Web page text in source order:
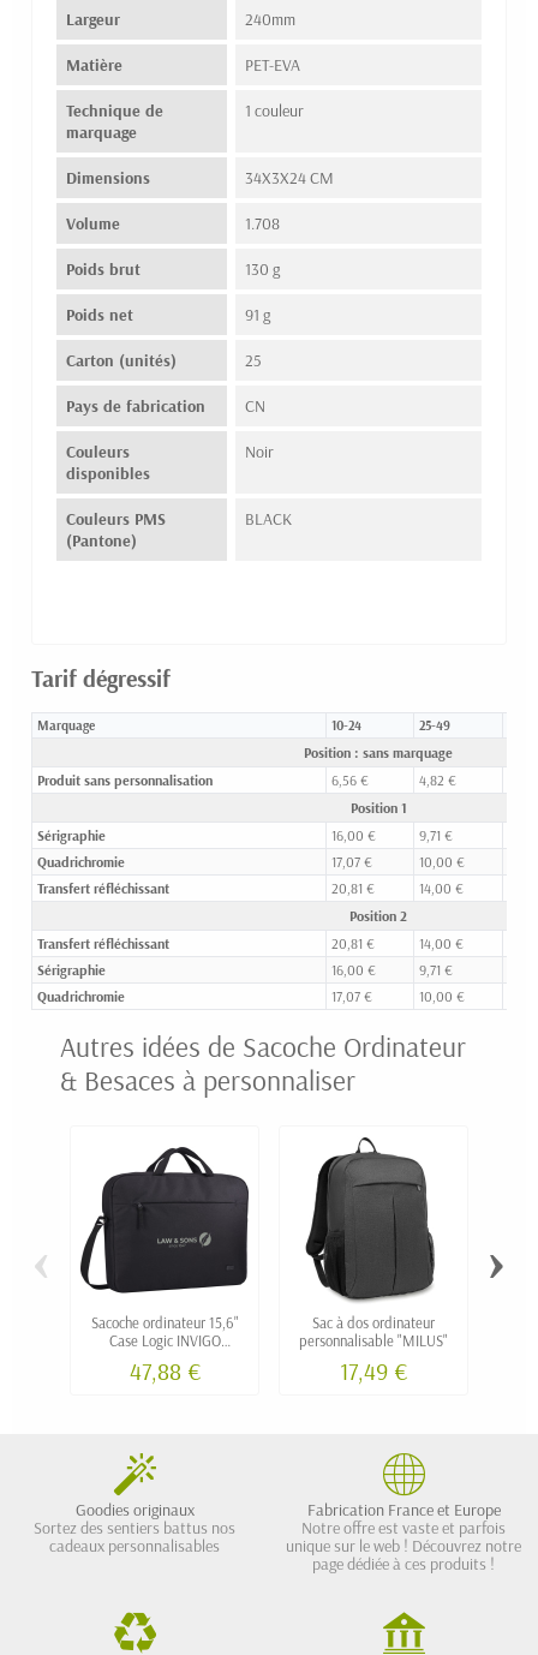
Largeur 240mm
Matière PET-EVA
Technique de
marquage
1 couleur
Dimensions 34X3X24 CM
Volume 1.708
Poids brut 130 g
Poids net 91 g
Carton (unités) 25
Pays de fabrication CN
Couleurs
disponibles
Noir
Couleurs PMS
(Pantone)
BLACK
Tarif dégressif
Marquage 10-24 25-49
Position : sans marquage
Produit sans personnalisation
6,56 € 4,82 €
Position 1
Sérigraphie
16,00 € 9,71 €
Quadrichromie
17,07 € 10,00 €
Transfert réfléchissant
20,81 € 14,00 €
Position 2
Transfert réfléchissant
20,81 € 14,00 €
Sérigraphie
16,00 € 9,71 €
Quadrichromie
17,07 € 10,00 €
Autres idées de Sacoche Ordinateur
& Besaces à personnaliser
Sacoche ordinateur 15,6"
Case Logic INVIGO
47,88 €
Sac à dos ordinateur
personnalisable "MILUS"
17,49 €
‹ ›
Goodies originaux
Sortez des sentiers battus nos
cadeaux personnalisables
Fabrication France et Europe
Notre offre est vaste et parfois
unique sur le web ! Découvrez notre
page dédiée à ces produits !